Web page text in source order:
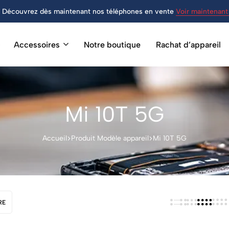
Découvrez dès maintenant nos téléphones en vente Voir maintenant
Accessoires Notre boutique Rachat d’appareil
Mi 10T 5G
Accueil Produit Modèle appareil Mi 10T 5G